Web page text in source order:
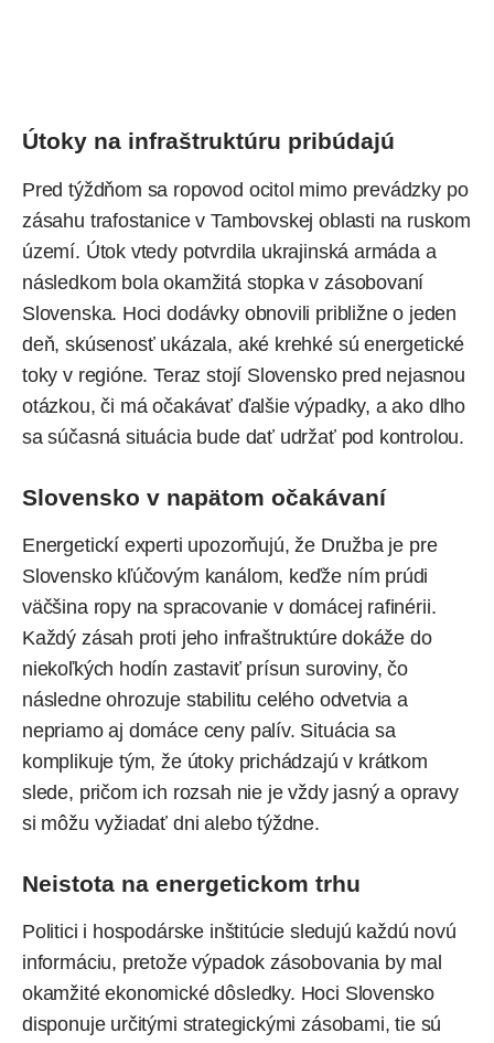
Útoky na infraštruktúru pribúdajú
Pred týždňom sa ropovod ocitol mimo prevádzky po
zásahu trafostanice v Tambovskej oblasti na ruskom
území. Útok vtedy potvrdila ukrajinská armáda a
následkom bola okamžitá stopka v zásobovaní
Slovenska. Hoci dodávky obnovili približne o jeden
deň, skúsenosť ukázala, aké krehké sú energetické
toky v regióne. Teraz stojí Slovensko pred nejasnou
otázkou, či má očakávať ďalšie výpadky, a ako dlho
sa súčasná situácia bude dať udržať pod kontrolou.
Slovensko v napätom očakávaní
Energetickí experti upozorňujú, že Družba je pre
Slovensko kľúčovým kanálom, keďže ním prúdi
väčšina ropy na spracovanie v domácej rafinérii.
Každý zásah proti jeho infraštruktúre dokáže do
niekoľkých hodín zastaviť prísun suroviny, čo
následne ohrozuje stabilitu celého odvetvia a
nepriamo aj domáce ceny palív. Situácia sa
komplikuje tým, že útoky prichádzajú v krátkom
slede, pričom ich rozsah nie je vždy jasný a opravy
si môžu vyžiadať dni alebo týždne.
Neistota na energetickom trhu
Politici i hospodárske inštitúcie sledujú každú novú
informáciu, pretože výpadok zásobovania by mal
okamžité ekonomické dôsledky. Hoci Slovensko
disponuje určitými strategickými zásobami, tie sú